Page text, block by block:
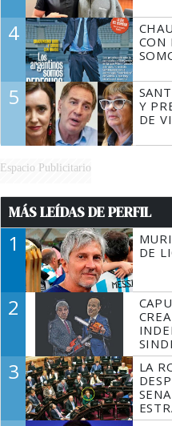
4
CON
5
Y
DE
Espacio Publicitario
MÁS LEÍDAS DE PERFIL
1
DE
2
3
LA